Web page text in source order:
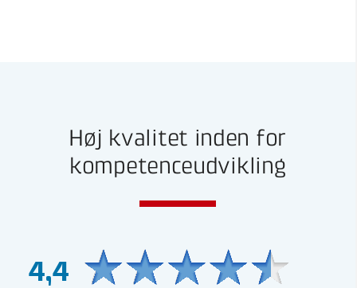
Høj kvalitet inden for
kompetenceudvikling
4,4